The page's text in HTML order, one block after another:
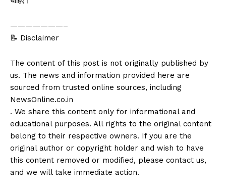
———————–
📝 Disclaimer
The content of this post is not originally published by
us. The news and information provided here are
sourced from trusted online sources, including
NewsOnline.co.in
. We share this content only for informational and
educational purposes. All rights to the original content
belong to their respective owners. If you are the
original author or copyright holder and wish to have
this content removed or modified, please contact us,
and we will take immediate action.